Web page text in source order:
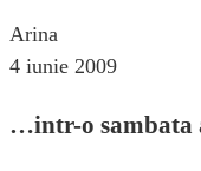
Arina
4 iunie 2009
…intr-o sambata